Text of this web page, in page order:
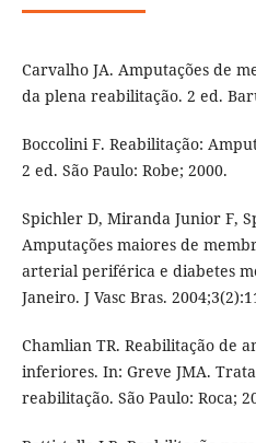
Carvalho JA. Amputações de
da plena reabilitação. 2 ed.
Boccolini F. Reabilitação:
2 ed. São Paulo: Robe; 2000.
Spichler D, Miranda Junior F,
Amputações maiores de
arterial periférica e diabetes
Janeiro. J Vasc Bras.
Chamlian TR. Reabilitação de
inferiores. In: Greve JMA.
reabilitação. São Paulo: Roca;